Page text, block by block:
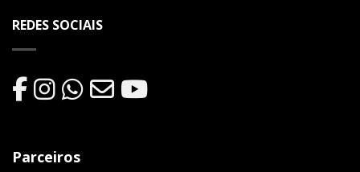
REDES SOCIAIS
Parceiros